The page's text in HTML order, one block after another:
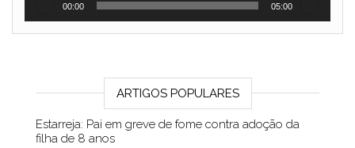
00:00 05:00
ARTIGOS POPULARES
Estarreja: Pai em greve de fome contra adoção da
filha de 8 anos